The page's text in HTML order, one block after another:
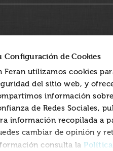
Configuración de Cookies
Feran utilizamos cookies
del sitio web, y
información
de Redes Sociales,
información recopilada a
cambiar de opinión y
consulta la